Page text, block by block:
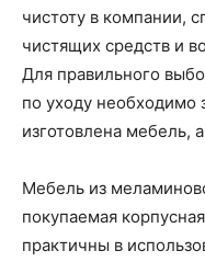
чистоту в компании,
чистящих средств и
Для правильного
по уходу необходимо
изготовлена ​​мебель,
Мебель из
покупаемая
практичны в